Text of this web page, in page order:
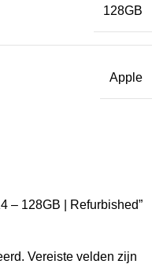
128GB
Apple
– 128GB | Refurbished”
Vereiste velden zijn